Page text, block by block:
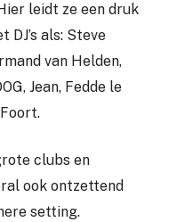
leidt ze een druk
DJ’s als: Steve
van Helden,
Jean, Fedde le
clubs en
ook ontzettend
setting.